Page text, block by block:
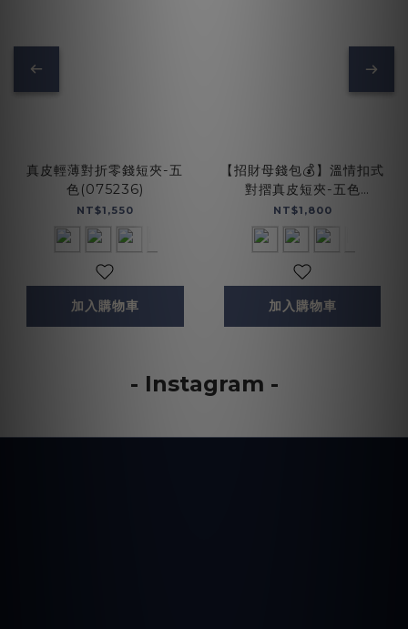
真皮輕薄對折零錢短夾-五
色(075236)
NT$1,550
加入購物車
【招財母錢包💰】溫情扣式
對摺真皮短夾-五色
(075270)
NT$1,800
加入購物車
- Instagram -